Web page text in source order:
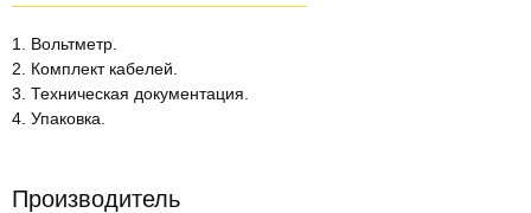
1. Вольтметр.
2. Комплект кабелей.
3. Техническая документация.
4. Упаковка.
Производитель